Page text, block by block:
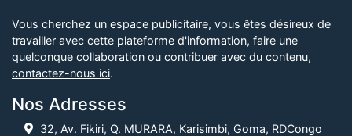
Vous cherchez un espace publicitaire, vous êtes désireux de
travailler avec cette plateforme d'information, faire une
quelconque collaboration ou contribuer avec du contenu,
contactez-nous ici.
Nos Adresses
32, Av. Fikiri, Q. MURARA, Karisimbi, Goma, RDCongo